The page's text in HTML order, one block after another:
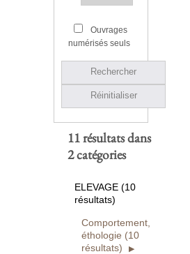
Ouvrages
numérisés seuls
Rechercher
Réinitialiser
11 résultats dans
2 catégories
ELEVAGE (10
résultats)
Comportement,
éthologie (10
résultats)